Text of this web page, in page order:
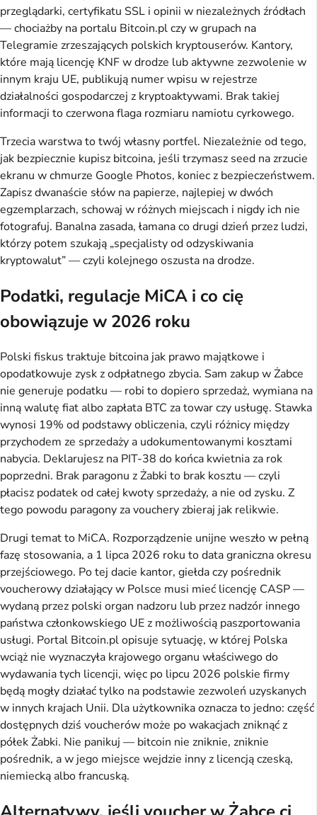
przeglądarki, certyfikatu SSL i opinii w niezależnych źródłach
— chociażby na portalu Bitcoin.pl czy w grupach na
Telegramie zrzeszających polskich kryptouserów. Kantory,
które mają licencję KNF w drodze lub aktywne zezwolenie w
innym kraju UE, publikują numer wpisu w rejestrze
działalności gospodarczej z kryptoaktywami. Brak takiej
informacji to czerwona flaga rozmiaru namiotu cyrkowego.
Trzecia warstwa to twój własny portfel. Niezależnie od tego,
jak bezpiecznie kupisz bitcoina, jeśli trzymasz seed na zrzucie
ekranu w chmurze Google Photos, koniec z bezpieczeństwem.
Zapisz dwanaście słów na papierze, najlepiej w dwóch
egzemplarzach, schowaj w różnych miejscach i nigdy ich nie
fotografuj. Banalna zasada, łamana co drugi dzień przez ludzi,
którzy potem szukają „specjalisty od odzyskiwania
kryptowalut” — czyli kolejnego oszusta na drodze.
Podatki, regulacje MiCA i co cię
obowiązuje w 2026 roku
Polski fiskus traktuje bitcoina jak prawo majątkowe i
opodatkowuje zysk z odpłatnego zbycia. Sam zakup w Żabce
nie generuje podatku — robi to dopiero sprzedaż, wymiana na
inną walutę fiat albo zapłata BTC za towar czy usługę. Stawka
wynosi 19% od podstawy obliczenia, czyli różnicy między
przychodem ze sprzedaży a udokumentowanymi kosztami
nabycia. Deklarujesz na PIT-38 do końca kwietnia za rok
poprzedni. Brak paragonu z Żabki to brak kosztu — czyli
płacisz podatek od całej kwoty sprzedaży, a nie od zysku. Z
tego powodu paragony za vouchery zbieraj jak relikwie.
Drugi temat to MiCA. Rozporządzenie unijne weszło w pełną
fazę stosowania, a 1 lipca 2026 roku to data graniczna okresu
przejściowego. Po tej dacie kantor, giełda czy pośrednik
voucherowy działający w Polsce musi mieć licencję CASP —
wydaną przez polski organ nadzoru lub przez nadzór innego
państwa członkowskiego UE z możliwością paszportowania
usługi. Portal Bitcoin.pl opisuje sytuację, w której Polska
wciąż nie wyznaczyła krajowego organu właściwego do
wydawania tych licencji, więc po lipcu 2026 polskie firmy
będą mogły działać tylko na podstawie zezwoleń uzyskanych
w innych krajach Unii. Dla użytkownika oznacza to jedno: część
dostępnych dziś voucherów może po wakacjach zniknąć z
półek Żabki. Nie panikuj — bitcoin nie zniknie, zniknie
pośrednik, a w jego miejsce wejdzie inny z licencją czeską,
niemiecką albo francuską.